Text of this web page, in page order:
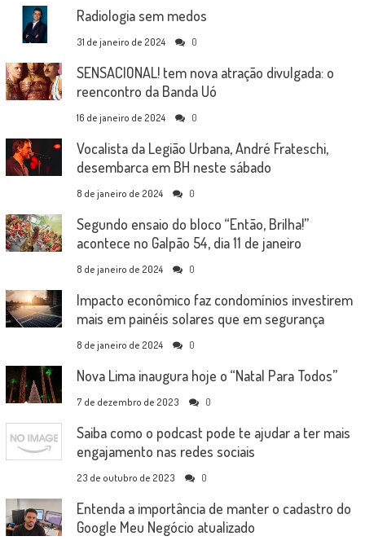
Radiologia sem medos
31 de janeiro de 2024 0
SENSACIONAL! tem nova atração divulgada: o
reencontro da Banda Uó
16 de janeiro de 2024 0
Vocalista da Legião Urbana, André Frateschi,
desembarca em BH neste sábado
8 de janeiro de 2024 0
Segundo ensaio do bloco “Então, Brilha!”
acontece no Galpão 54, dia 11 de janeiro
8 de janeiro de 2024 0
Impacto econômico faz condomínios investirem
mais em painéis solares que em segurança
8 de janeiro de 2024 0
Nova Lima inaugura hoje o “Natal Para Todos”
7 de dezembro de 2023 0
Saiba como o podcast pode te ajudar a ter mais
engajamento nas redes sociais
23 de outubro de 2023 0
Entenda a importância de manter o cadastro do
Google Meu Negócio atualizado